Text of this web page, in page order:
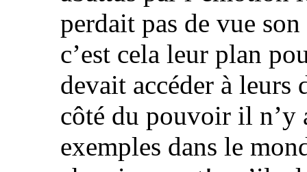
perdait pas de vue
c’est cela leur plan
devait accéder à leurs
côté du pouvoir il n’y
exemples dans le